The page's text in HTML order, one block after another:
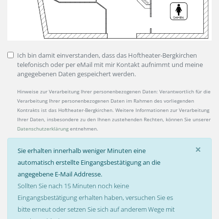
Ich bin damit einverstanden, dass das Hoftheater-Bergkirchen
telefonisch oder per eMail mit mir Kontakt aufnimmt und meine
angegebenen Daten gespeichert werden.
Hinweise zur Verarbeitung Ihrer personenbezogenen Daten: Verantwortlich für die
Verarbeitung Ihrer personenbezogenen Daten im Rahmen des vorliegenden
Kontrakts ist das Hoftheater-Bergkirchen. Weitere Informationen zur Verarbeitung
Ihrer Daten, insbesondere zu den Ihnen zustehenden Rechten, können Sie unserer
Datenschutzerklärung entnehmen.
×
Sie erhalten innerhalb weniger Minuten eine
automatisch erstellte Eingangsbestätigung an die
angegebene E-Mail Addresse.
Sollten Sie nach 15 Minuten noch keine
Eingangsbestätigung erhalten haben, versuchen Sie es
bitte erneut oder setzen Sie sich auf anderem Wege mit